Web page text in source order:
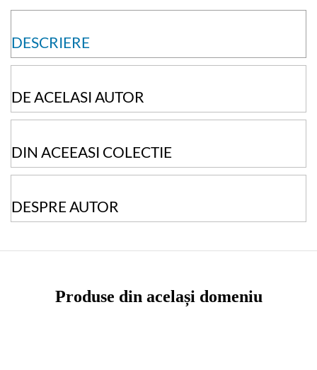
DESCRIERE
DE ACELASI AUTOR
DIN ACEEASI COLECTIE
DESPRE AUTOR
Produse din același domeniu